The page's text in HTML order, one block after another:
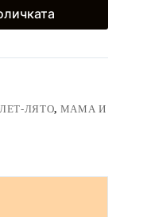
ЛЯТО, МАМА И